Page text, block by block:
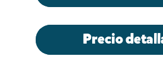
Precio